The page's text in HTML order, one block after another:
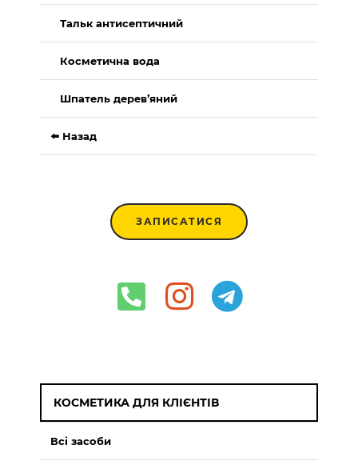
Тальк антисептичний
Косметична вода
Шпатель дерев’яний
⬅️ Назад
ЗАПИСАТИСЯ
КОСМЕТИКА ДЛЯ КЛІЄНТІВ
Всі засоби